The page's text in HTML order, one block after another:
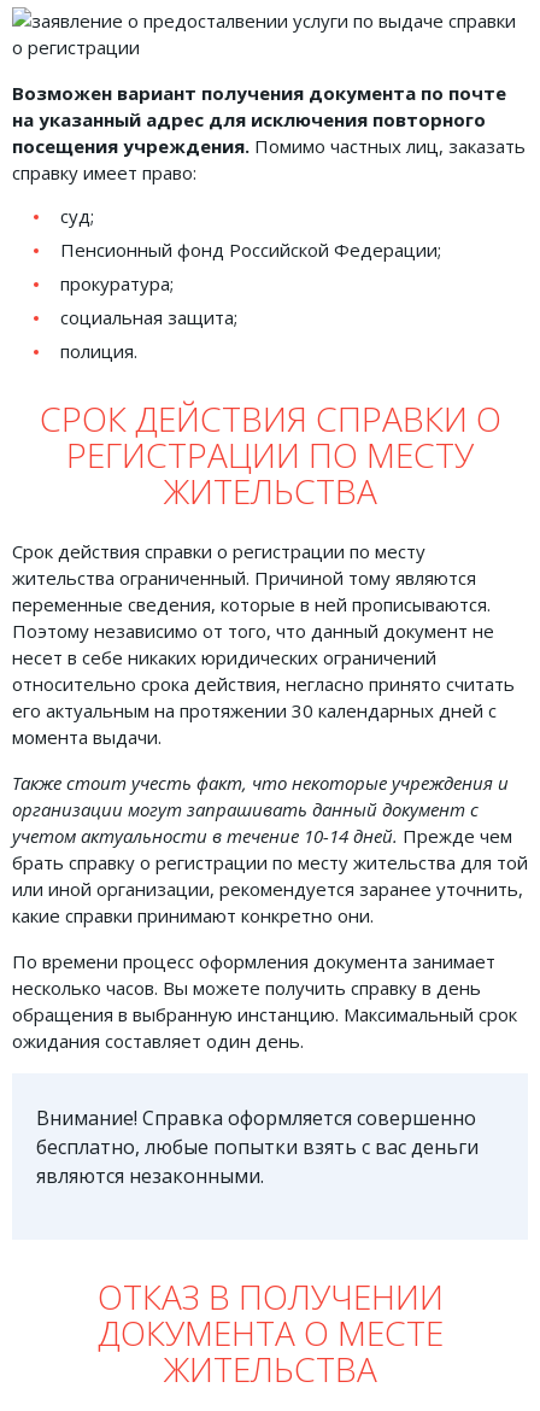
Возможен вариант получения документа по почте
на указанный адрес для исключения повторного
посещения учреждения. Помимо частных лиц, заказать
справку имеет право:
суд;
Пенсионный фонд Российской Федерации;
прокуратура;
социальная защита;
полиция.
СРОК ДЕЙСТВИЯ СПРАВКИ О
РЕГИСТРАЦИИ ПО МЕСТУ
ЖИТЕЛЬСТВА
Срок действия справки о регистрации по месту
жительства ограниченный. Причиной тому являются
переменные сведения, которые в ней прописываются.
Поэтому независимо от того, что данный документ не
несет в себе никаких юридических ограничений
относительно срока действия, негласно принято считать
его актуальным на протяжении 30 календарных дней с
момента выдачи.
Также стоит учесть факт, что некоторые учреждения и
организации могут запрашивать данный документ с
учетом актуальности в течение 10-14 дней. Прежде чем
брать справку о регистрации по месту жительства для той
или иной организации, рекомендуется заранее уточнить,
какие справки принимают конкретно они.
По времени процесс оформления документа занимает
несколько часов. Вы можете получить справку в день
обращения в выбранную инстанцию. Максимальный срок
ожидания составляет один день.
Внимание! Справка оформляется совершенно
бесплатно, любые попытки взять с вас деньги
являются незаконными.
ОТКАЗ В ПОЛУЧЕНИИ
ДОКУМЕНТА О МЕСТЕ
ЖИТЕЛЬСТВА